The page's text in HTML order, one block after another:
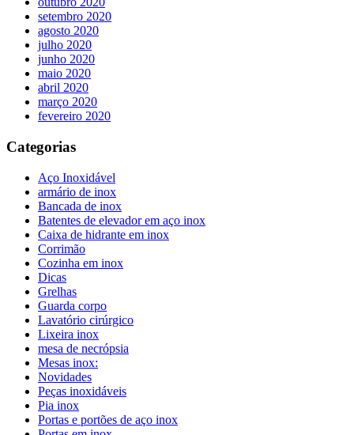
setembro 2020
agosto 2020
julho 2020
junho 2020
maio 2020
abril 2020
março 2020
fevereiro 2020
Categorias
Aço Inoxidável
armário de inox
Bancada de inox
Batentes de elevador em aço inox
Caixa de hidrante em inox
Corrimão
Cozinha em inox
Dicas
Grelhas
Guarda corpo
Lavatório cirúrgico
Lixeira inox
mesa de necrópsia
Mesas inox:
Novidades
Peças inoxidáveis
Pia inox
Portas e portões de aço inox